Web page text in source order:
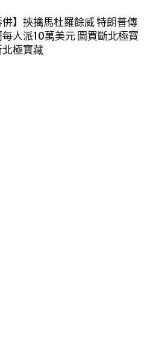
併】挾擒馬杜羅餘威 特朗普傳
人派10萬美元 圖買斷北極寶
極寶藏